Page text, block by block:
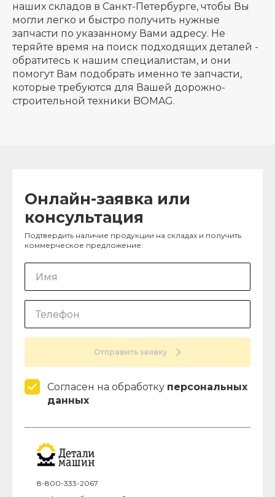
наших складов в Санкт-Петербурге, чтобы Вы
могли легко и быстро получить нужные
запчасти по указанному Вами адресу. Не
теряйте время на поиск подходящих деталей -
обратитесь к нашим специалистам, и они
помогут Вам подобрать именно те запчасти,
которые требуются для Вашей дорожно-
строительной техники BOMAG.
Онлайн-заявка или
консультация
Подтвердить наличие продукции на складах и получить
коммерческое предложение:
Отправить заявку
Согласен на обработку персональных
данных
8-800-333-2067